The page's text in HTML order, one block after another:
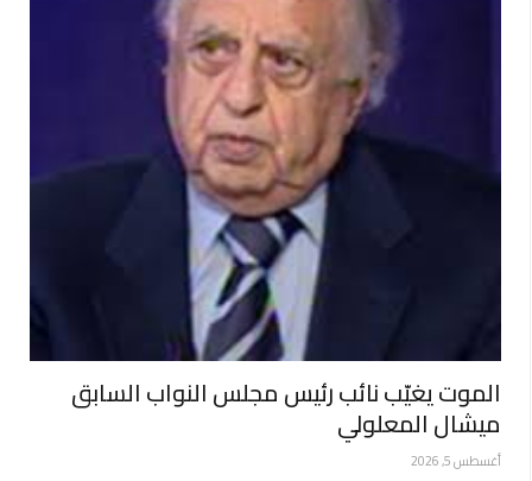
الموت يغيّب نائب رئيس مجلس النواب السابق
ميشال المعلولي
أغسطس 5, 2026